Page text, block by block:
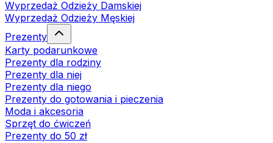
Wyprzedaż Odzieży Damskiej
Wyprzedaż Odzieży Męskiej
Prezenty
Karty podarunkowe
Prezenty dla rodziny
Prezenty dla niej
Prezenty dla niego
Prezenty do gotowania i pieczenia
Moda i akcesoria
Sprzęt do ćwiczeń
Prezenty do 50 zł